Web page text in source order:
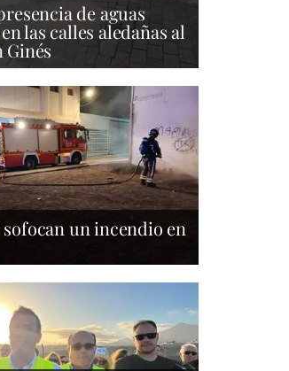
de aguas
las calles aledañas al
Ginés
un incendio en